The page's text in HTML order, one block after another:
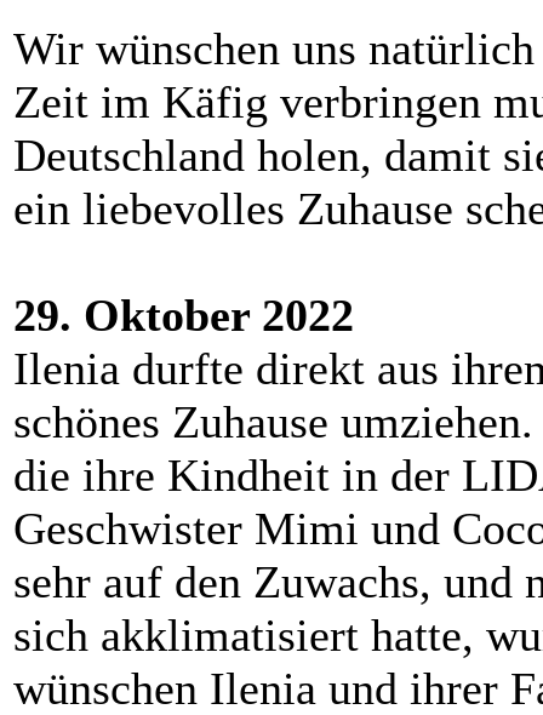
Wir wünschen uns
Zeit im Käfig verbringen
Deutschland holen, damit
ein liebevolles Zuhause
29. Oktober 2022
Ilenia durfte direkt aus
schönes Zuhause
die ihre Kindheit in der
Geschwister Mimi und
sehr auf den Zuwachs, und
sich akklimatisiert hatte,
wünschen Ilenia und ihrer